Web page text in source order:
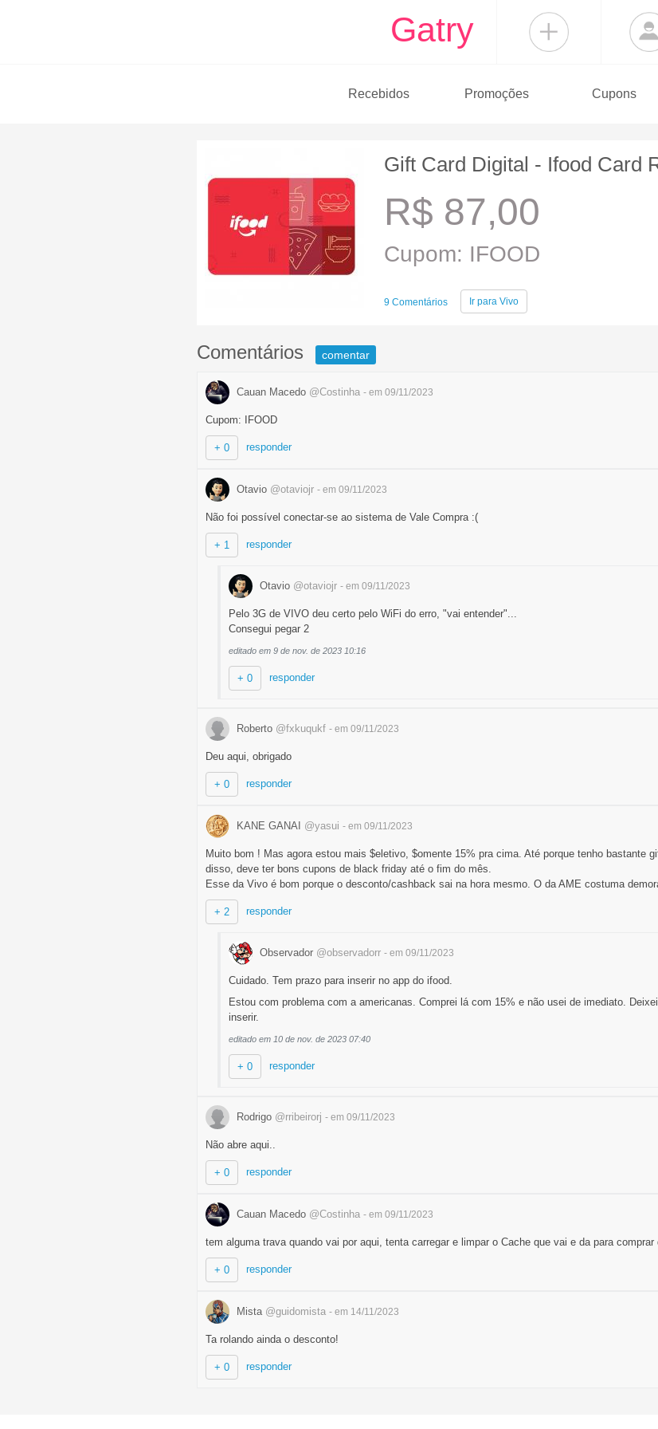
Gatry
Recebidos Promoções Cupons
Gift Card Digital - Ifood Card
R$ 87,00
Cupom: IFOOD
9 Comentários Ir para Vivo
Comentários comentar
Cauan Macedo @Costinha - em 09/11/2023
Cupom: IFOOD
+ 0 responder
Otavio @otaviojr - em 09/11/2023
Não foi possível conectar-se ao sistema de Vale Compra :(
+ 1 responder
Otavio @otaviojr - em 09/11/2023
Pelo 3G de VIVO deu certo pelo WiFi do erro, "vai entender"...
Consegui pegar 2
editado em 9 de nov. de 2023 10:16
+ 0 responder
Roberto @fxkuqukf - em 09/11/2023
Deu aqui, obrigado
+ 0 responder
KANE GANAI @yasui - em 09/11/2023
Muito bom ! Mas agora estou mais $eletivo, $omente 15% pra cima. Até porque tenho bastante
disso, deve ter bons cupons de black friday até o fim do mês.
Esse da Vivo é bom porque o desconto/cashback sai na hora mesmo. O da AME costuma
+ 2 responder
Observador @observadorr - em 09/11/2023
Cuidado. Tem prazo para inserir no app do ifood.
Estou com problema com a americanas. Comprei lá com 15% e não usei de imediato.
inserir.
editado em 10 de nov. de 2023 07:40
+ 0 responder
Rodrigo @rribeirorj - em 09/11/2023
Não abre aqui..
+ 0 responder
Cauan Macedo @Costinha - em 09/11/2023
tem alguma trava quando vai por aqui, tenta carregar e limpar o Cache que vai e da para comprar
+ 0 responder
Mista @guidomista - em 14/11/2023
Ta rolando ainda o desconto!
+ 0 responder